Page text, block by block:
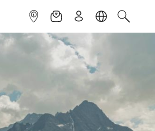
INFOPOINTNEWSLETTER
ISCRIVITILINGUACERCA